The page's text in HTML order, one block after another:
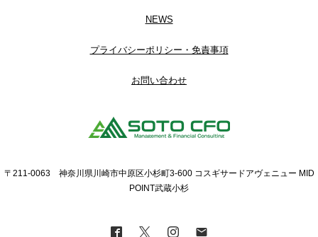
NEWS
プライバシーポリシー・免責事項
お問い合わせ
〒211-0063 神奈川県川崎市中原区小杉町3-600 コスギサードアヴェニュー MID
POINT武蔵小杉